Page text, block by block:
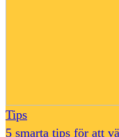
Tips
5 smarta tips för att